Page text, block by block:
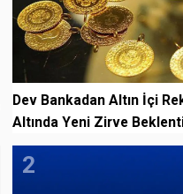
Dev Bankadan Altın İçi
Altında Yeni Zirve
2